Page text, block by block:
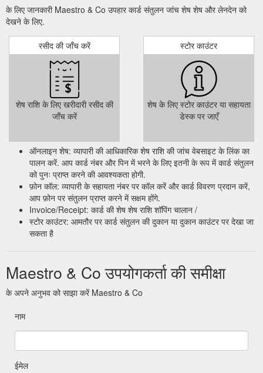
के लिए जानकारी Maestro & Co उपहार कार्ड संतुलन जांच शेष शेष और लेनदेन को
देखने के लिए.
रसीद की जाँच करें
शेष राशि के लिए खरीदारी रसीद की
जाँच करें
स्टोर काउंटर
शेष के लिए स्टोर काउंटर या सहायता
डेस्क पर जाएँ
ऑनलाइन शेष: व्यापारी की आधिकारिक शेष राशि की जांच वेबसाइट के लिंक का
पालन करें. आप कार्ड नंबर और पिन में भरने के लिए इतनी के रूप में कार्ड संतुलन
को पुनः प्राप्त करने की आवश्यकता होगी.
फ़ोन कॉल: व्यापारी के सहायता नंबर पर कॉल करें और कार्ड विवरण प्रदान करें,
आप फ़ोन पर संतुलन प्राप्त करने में सक्षम होंगे.
Invoice/Receipt: कार्ड की शेष शेष राशि शॉपिंग चालान /
स्टोर काउंटर: आमतौर पर कार्ड संतुलन की दुकान या दुकान काउंटर पर देखा जा
सकता है
Maestro & Co उपयोगकर्ता की समीक्षा
के अपने अनुभव को साझा करें Maestro & Co
नाम
ईमेल